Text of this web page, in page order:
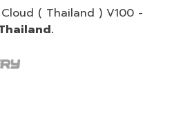
( Thailand ) V100 -